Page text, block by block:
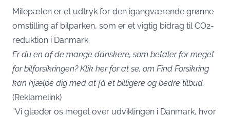
Milepælen er et udtryk for den igangværende grønne
omstilling af bilparken, som er et vigtig bidrag til CO2-
reduktion i Danmark.
Er du en af de mange danskere, som betaler for meget
for bilforsikringen?Klik her for at se, om Find Forsikring
kan hjælpe dig med at få et billigere og bedre tilbud.
(Reklamelink)
”Vi glæder os meget over udviklingen i Danmark, hvor